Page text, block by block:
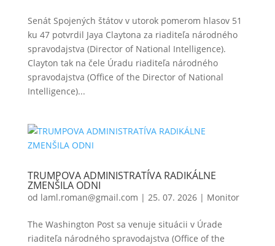
Senát Spojených štátov v utorok pomerom hlasov 51
ku 47 potvrdil Jaya Claytona za riaditeľa národného
spravodajstva (Director of National Intelligence).
Clayton tak na čele Úradu riaditeľa národného
spravodajstva (Office of the Director of National
Intelligence)...
TRUMPOVA ADMINISTRATÍVA RADIKÁLNE
ZMENŠILA ODNI
od laml.roman@gmail.com | 25. 07. 2026| Monitor
The Washington Post sa venuje situácii v Úrade
riaditeľa národného spravodajstva (Office of the